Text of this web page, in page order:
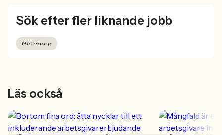
Sök efter fler liknande jobb
Göteborg
Läs också